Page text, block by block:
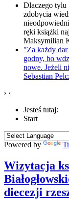
Dlaczego tylu
zdobycia
ręki książki
Maksymilian
"Za każdy dar
godny, bo
nowe. Jeżeli
Sebastian
› ‹
Jesteś tutaj:
Start
Powered by
Wizytacja
diecezji